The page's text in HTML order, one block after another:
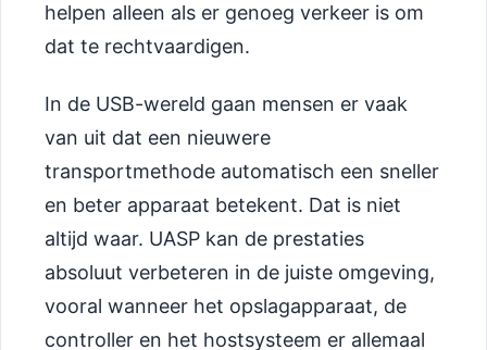
helpen alleen als er genoeg verkeer is om
dat te rechtvaardigen.
In de USB-wereld gaan mensen er vaak
van uit dat een nieuwere
transportmethode automatisch een sneller
en beter apparaat betekent. Dat is niet
altijd waar. UASP kan de prestaties
absoluut verbeteren in de juiste omgeving,
vooral wanneer het opslagapparaat, de
controller en het hostsysteem er allemaal